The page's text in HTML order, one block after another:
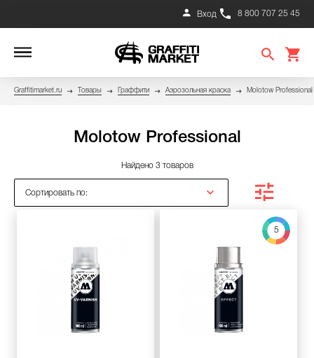
8 800 707 25 45
Вход
Graffitimarket.ru Товары Граффити Аэрозольная краска Molotow Professional
Molotow Professional
Найдено 3 товаров
Сортировать по:
5